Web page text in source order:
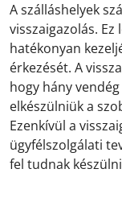
A szálláshelyek
visszaigazolás.
hatékonyan
érkezését. A
hogy hány
elkészülniük a
Ezenkívül a
ügyfélszolgálati
fel tudnak